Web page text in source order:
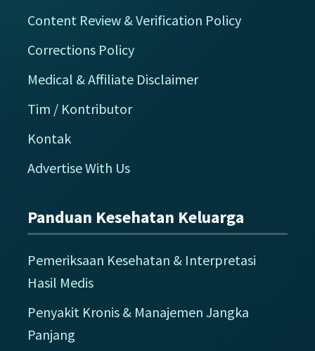
Content Review & Verification Policy
Corrections Policy
Medical & Affiliate Disclaimer
Tim / Kontributor
Kontak
Advertise With Us
Panduan Kesehatan Keluarga
Pemeriksaan Kesehatan & Interpretasi
Hasil Medis
Penyakit Kronis & Manajemen Jangka
Panjang